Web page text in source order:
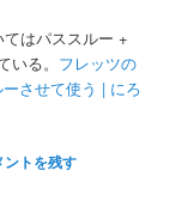
てはパススルー +
る。 フレッツの
させて使う | にろ
ントを残す